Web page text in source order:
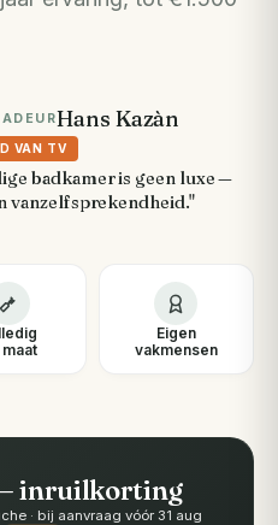
Hans Kazàn
VAN TV
badkamer is geen luxe —
vanzelfsprekendheid."
Eigen
vakmensen
inruilkorting
· bij aanvraag vóór 31 aug